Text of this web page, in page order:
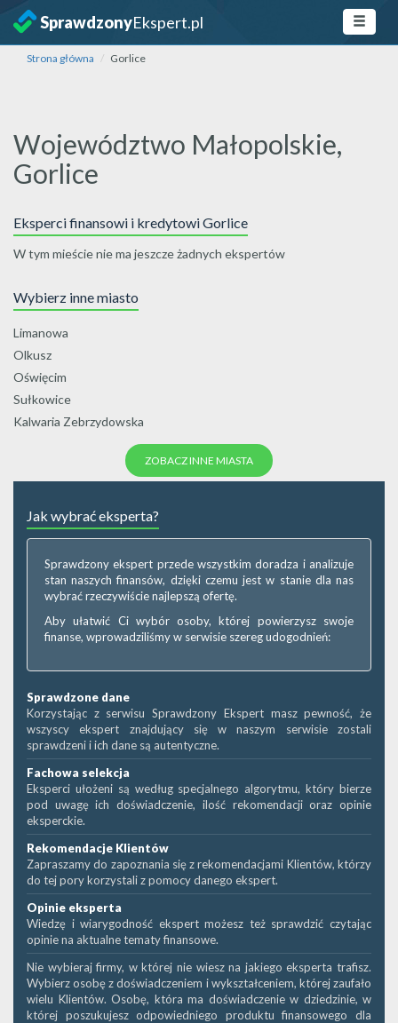
SprawdzonyEkspert.pl
Strona główna Gorlice
Województwo Małopolskie,
Gorlice
Eksperci finansowi i kredytowi Gorlice
W tym mieście nie ma jeszcze żadnych ekspertów
Wybierz inne miasto
Limanowa
Olkusz
Oświęcim
Sułkowice
Kalwaria Zebrzydowska
ZOBACZ INNE MIASTA
Jak wybrać eksperta?
Sprawdzony ekspert przede wszystkim doradza i analizuje
stan naszych finansów, dzięki czemu jest w stanie dla nas
wybrać rzeczywiście najlepszą ofertę.
Aby ułatwić Ci wybór osoby, której powierzysz swoje
finanse, wprowadziliśmy w serwisie szereg udogodnień:
Sprawdzone dane
Korzystając z serwisu Sprawdzony Ekspert masz pewność, że
wszyscy ekspert znajdujący się w naszym serwisie zostali
sprawdzeni i ich dane są autentyczne.
Fachowa selekcja
Eksperci ułożeni są według specjalnego algorytmu, który bierze
pod uwagę ich doświadczenie, ilość rekomendacji oraz opinie
eksperckie.
Rekomendacje Klientów
Zapraszamy do zapoznania się z rekomendacjami Klientów, którzy
do tej pory korzystali z pomocy danego ekspert.
Opinie eksperta
Wiedzę i wiarygodność ekspert możesz też sprawdzić czytając
opinie na aktualne tematy finansowe.
Nie wybieraj firmy, w której nie wiesz na jakiego eksperta trafisz.
Wybierz osobę z doświadczeniem i wykształceniem, której zaufało
wielu Klientów. Osobę, która ma doświadczenie w dziedzinie, w
której poszukujesz odpowiedniego produktu finansowego dla